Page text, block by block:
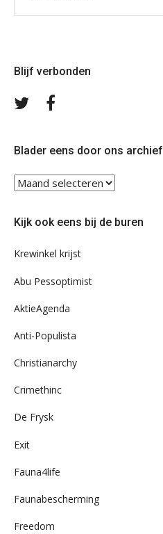
Blijf verbonden
Volg
Blader eens door ons archief
Blader
ons
Kijk ook eens bij de buren
Krewinkel krijst
Abu Pessoptimist
AktieAgenda
Anti-Populista
Christianarchy
Crimethinc
De Frysk
Exit
Fauna4life
Faunabescherming
Freedom